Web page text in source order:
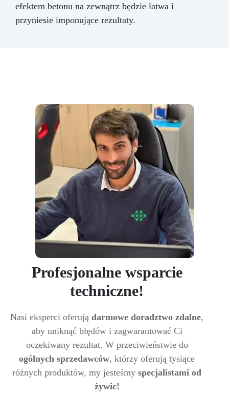
efektem betonu na zewnątrz będzie łatwa i
przyniesie imponujące rezultaty.
Profesjonalne wsparcie
techniczne!
Nasi eksperci oferują darmowe doradztwo zdalne,
aby uniknąć błędów i zagwarantować Ci
oczekiwany rezultat. W przeciwieństwie do
ogólnych sprzedawców, którzy oferują tysiące
różnych produktów, my jesteśmy specjalistami od
żywic!